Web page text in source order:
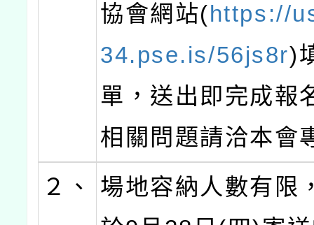
協會網站(https://
34.pse.is/56js8r)
單，送出即完成報
相關問題請洽本會
２、
場地容納人數有限